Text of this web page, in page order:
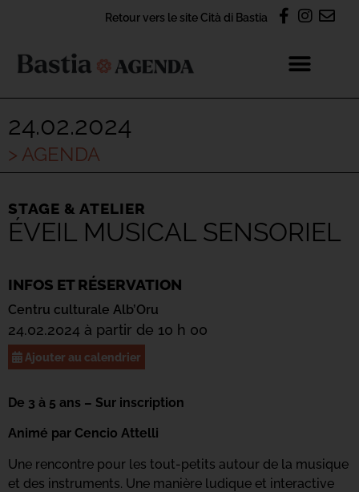
Retour vers le site Cità di Bastia
24.02.2024
> AGENDA
STAGE & ATELIER
ÉVEIL MUSICAL SENSORIEL
INFOS ET RÉSERVATION
Centru culturale Alb’Oru
24.02.2024 à partir de 10 h 00
Ajouter au calendrier
De 3 à 5 ans – Sur inscription
Animé par Cencio Attelli
Une rencontre pour les tout-petits autour de la musique
et des instruments. Une manière ludique et interactive